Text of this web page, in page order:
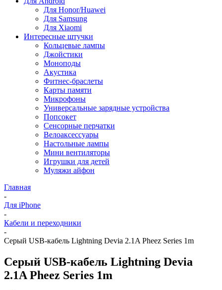
Для Honor/Huawei
Для Samsung
Для Xiaomi
Интересные штучки
Кольцевые лампы
Джойстики
Моноподы
Акустика
Фитнес-браслеты
Карты памяти
Микрофоны
Универсальные зарядные устройства
Попсокет
Сенсорные перчатки
Велоаксессуары
Настольные лампы
Мини вентиляторы
Игрушки для детей
Муляжи айфон
Главная
-
Для iPhone
-
Кабели и переходники
-
Серый USB-кабель Lightning Devia 2.1A Pheez Series 1m
Серый USB-кабель Lightning Devia
2.1A Pheez Series 1m